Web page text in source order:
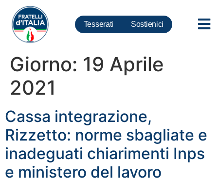
Tesserati Sostienici
Giorno: 19 Aprile
2021
Cassa integrazione,
Rizzetto: norme sbagliate e
inadeguati chiarimenti Inps
e ministero del lavoro